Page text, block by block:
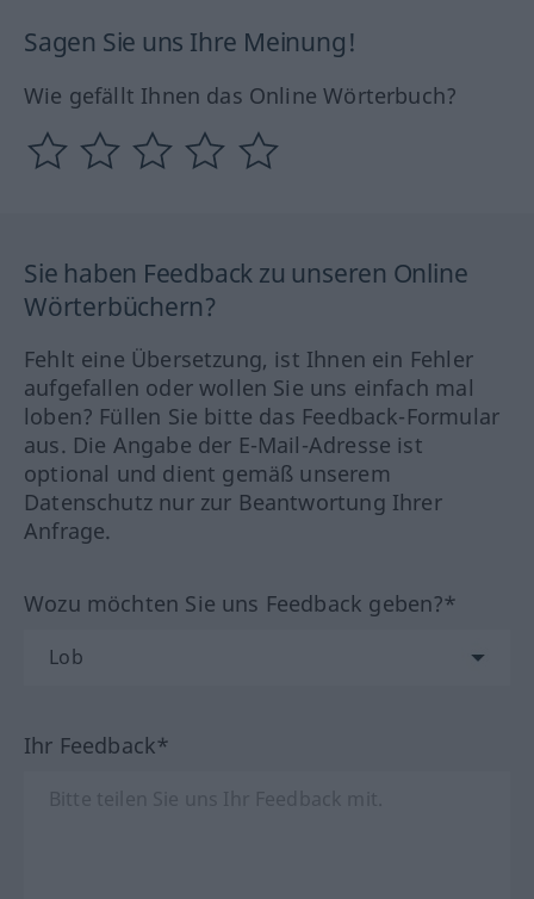
Sagen Sie uns Ihre Meinung!
Wie gefällt Ihnen das Online Wörterbuch?
Sie haben Feedback zu unseren Online
Wörterbüchern?
Fehlt eine Übersetzung, ist Ihnen ein Fehler
aufgefallen oder wollen Sie uns einfach mal
loben? Füllen Sie bitte das Feedback-Formular
aus. Die Angabe der E-Mail-Adresse ist
optional und dient gemäß unserem
Datenschutz nur zur Beantwortung Ihrer
Anfrage.
Wozu möchten Sie uns Feedback geben?*
Ihr Feedback*